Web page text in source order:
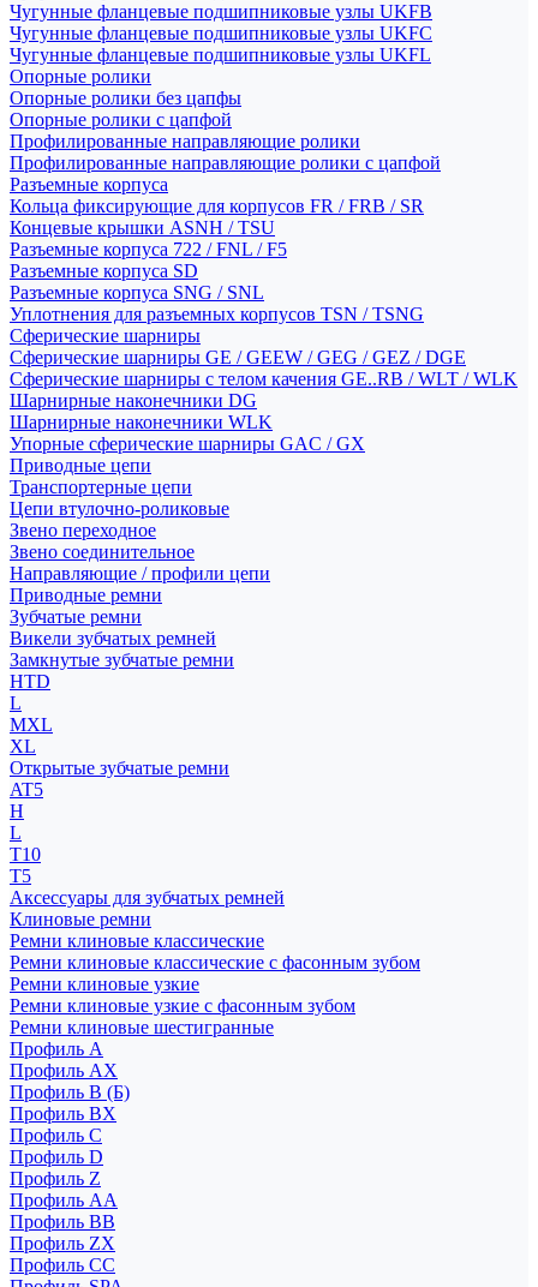
Чугунные фланцевые подшипниковые узлы UKFB
Чугунные фланцевые подшипниковые узлы UKFC
Чугунные фланцевые подшипниковые узлы UKFL
Опорные ролики
Опорные ролики без цапфы
Опорные ролики с цапфой
Профилированные направляющие ролики
Профилированные направляющие ролики с цапфой
Разъемные корпуса
Кольца фиксирующие для корпусов FR / FRB / SR
Концевые крышки ASNH / TSU
Разъемные корпуса 722 / FNL / F5
Разъемные корпуса SD
Разъемные корпуса SNG / SNL
Уплотнения для разъемных корпусов TSN / TSNG
Сферические шарниры
Сферические шарниры GE / GEEW / GEG / GEZ / DGE
Сферические шарниры с телом качения GE..RB / WLT / WLK
Шарнирные наконечники DG
Шарнирные наконечники WLK
Упорные сферические шарниры GAC / GX
Приводные цепи
Транспортерные цепи
Цепи втулочно-роликовые
Звено переходное
Звено соединительное
Направляющие / профили цепи
Приводные ремни
Зубчатые ремни
Викели зубчатых ремней
Замкнутые зубчатые ремни
HTD
L
MXL
XL
Открытые зубчатые ремни
AT5
H
L
T10
T5
Аксессуары для зубчатых ремней
Клиновые ремни
Ремни клиновые классические
Ремни клиновые классические с фасонным зубом
Ремни клиновые узкие
Ремни клиновые узкие с фасонным зубом
Ремни клиновые шестигранные
Профиль A
Профиль AX
Профиль B (Б)
Профиль BX
Профиль C
Профиль D
Профиль Z
Профиль АА
Профиль BB
Профиль ZX
Профиль CC